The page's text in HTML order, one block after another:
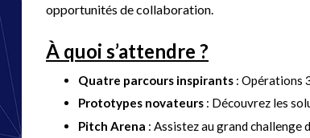
opportunités de collaboration.
À quoi s’attendre ?
Quatre parcours inspirants : Opérations
Prototypes novateurs : Découvrez les
Pitch Arena : Assistez au grand challenge